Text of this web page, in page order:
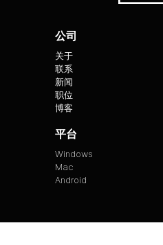
公司
关于
联系
新闻
职位
博客
平台
Windows
Mac
Android